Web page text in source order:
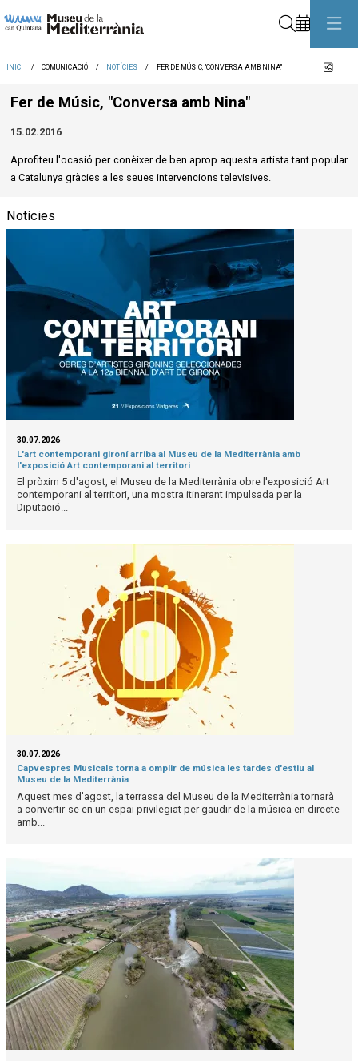
INICI COMUNICACIÓ NOTÍCIES FER DE MÚSIC, "CONVERSA AMB NINA"
Fer de Músic, "Conversa amb Nina"
15.02.2016
Aprofiteu l'ocasió per conèixer de ben aprop aquesta artista tant popular
a Catalunya gràcies a les seues intervencions televisives.
Notícies
30.07.2026
L'art contemporani gironí arriba al Museu de la Mediterrània amb
l'exposició Art contemporani al territori
El pròxim 5 d'agost, el Museu de la Mediterrània obre l'exposició Art
contemporani al territori, una mostra itinerant impulsada per la
Diputació...
30.07.2026
Capvespres Musicals torna a omplir de música les tardes d'estiu al
Museu de la Mediterrània
Aquest mes d'agost, la terrassa del Museu de la Mediterrània tornarà
a convertir-se en un espai privilegiat per gaudir de la música en directe
amb...